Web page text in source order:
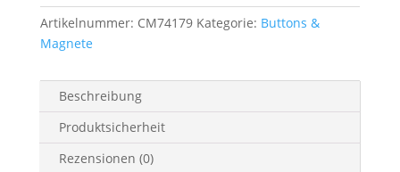
Chaos"
Menge
Artikelnummer: CM74179 Kategorie: Buttons &
Magnete
Beschreibung
Produktsicherheit
Rezensionen (0)